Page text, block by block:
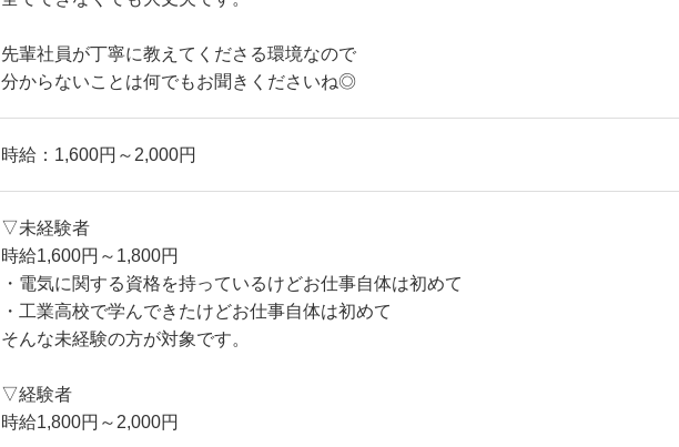
先輩社員が丁寧に教えてくださる環境なので
分からないことは何でもお聞きくださいね◎
時給：1,600円～2,000円
▽未経験者
時給1,600円～1,800円
・電気に関する資格を持っているけどお仕事自体は初めて
・工業高校で学んできたけどお仕事自体は初めて
そんな未経験の方が対象です。
▽経験者
時給1,800円～2,000円